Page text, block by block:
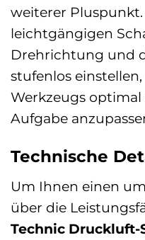
weiterer
leichtgängigen
Drehrichtung und
stufenlos
Werkzeugs
Aufgabe
Technische
Um Ihnen einen
über die
Technic Druckluft-